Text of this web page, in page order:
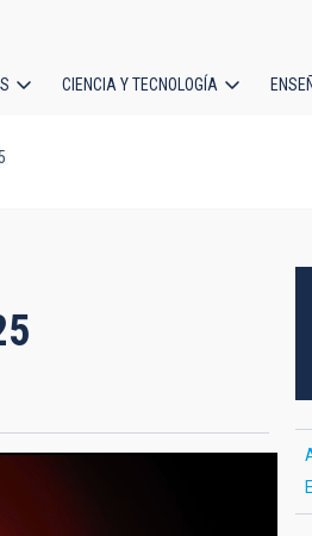
CIENCIA Y TECNOLOGÍA